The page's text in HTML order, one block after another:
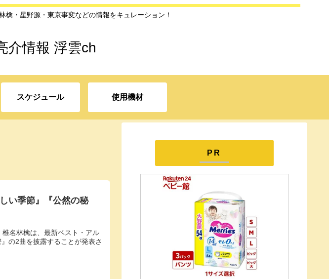
・星野源・東京事変などの情報をキュレーション！
介情報 浮雲ch
スケジュール 使用機材
い季節』『公然の秘
名林檎は、最新ベスト・アル
の2曲を披露することが発表さ
PR